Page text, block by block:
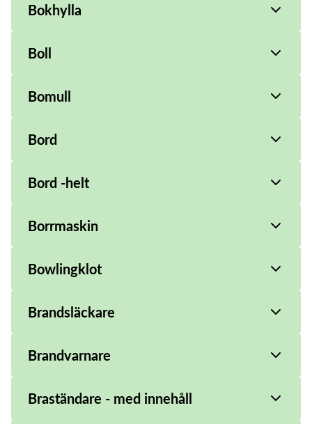
Bokhylla
Boll
Bomull
Bord
Bord -helt
Borrmaskin
Bowlingklot
Brandsläckare
Brandvarnare
Braständare - med innehåll